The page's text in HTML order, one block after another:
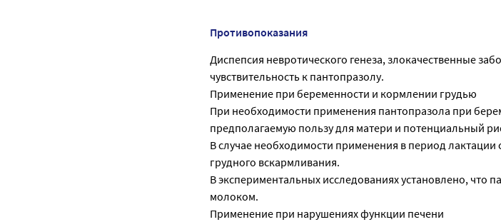
Противопоказания
Диспепсия невротического генеза, злокачественные
чувствительность к пантопразолу.
Применение при беременности и кормлении грудью
При необходимости применения пантопразола при
предполагаемую пользу для матери и потенциальный
В случае необходимости применения в период
грудного вскармливания.
В экспериментальных исследованиях установлено, что
молоком.
Применение при нарушениях функции печени